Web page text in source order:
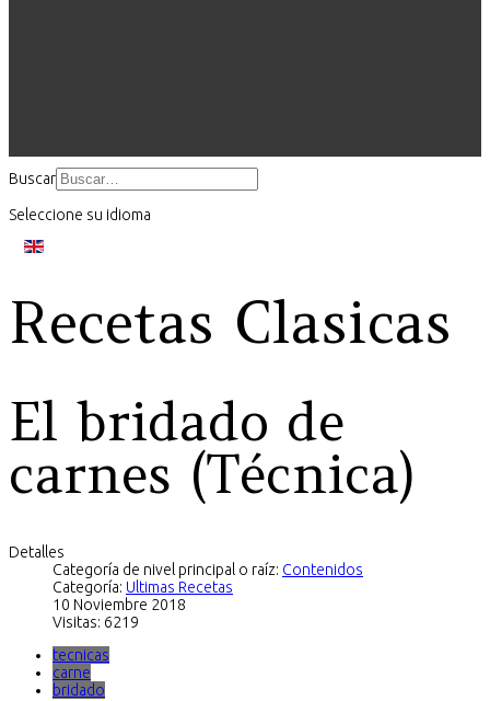
Buscar
Seleccione su idioma
Recetas Clasicas
El bridado de
carnes (Técnica)
Detalles
Categoría de nivel principal o raíz: Contenidos
Categoría: Ultimas Recetas
10 Noviembre 2018
Visitas: 6219
tecnicas
carne
bridado